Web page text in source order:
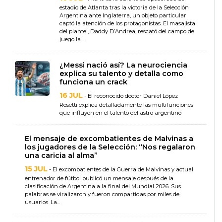
estadio de Atlanta tras la victoria de la Selección
Argentina ante Inglaterra, un objeto particular
captó la atención de los protagonistas. El masajista
del plantel, Daddy D’Andrea, rescató del campo de
juego la...
¿Messi nació así? La neurociencia
explica su talento y detalla como
funciona un crack
16 JUL - El reconocido doctor Daniel López
Rosetti explica detalladamente las multifunciones
que influyen en el talento del astro argentino
El mensaje de excombatientes de Malvinas a
los jugadores de la Selección: “Nos regalaron
una caricia al alma”
15 JUL - El excombatientes de la Guerra de Malvinas y actual
entrenador de fútbol publicó un mensaje después de la
clasificación de Argentina a la final del Mundial 2026. Sus
palabras se viralizaron y fueron compartidas por miles de
usuarios. La...